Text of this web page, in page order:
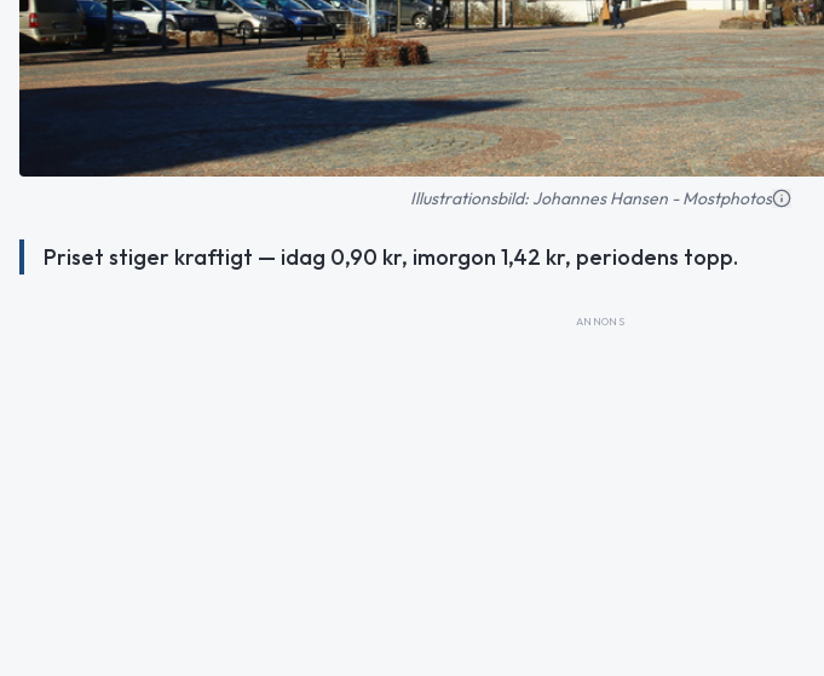
Illustrationsbild: Johannes Hansen - Mostphotos
Priset stiger kraftigt — idag 0,90 kr, imorgon 1,42 kr, periodens topp.
ANNONS